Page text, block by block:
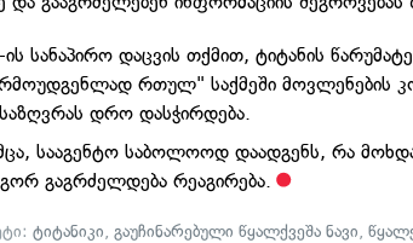
ის სანაპირო დაცვის თქმით, ტიტანის
რთულ" საქმეში მოვლენების
დრო დასჭირდება.
სააგენტო საბოლოოდ დაადგენს, რა
გაგრძელდება რეაგირება.
ტიტანიკი,გაუჩინარებული წყალქვეშა ნავი,